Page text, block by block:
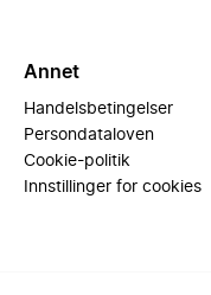
Annet
Handelsbetingelser
Persondataloven
Cookie-politik
Innstillinger for cookies